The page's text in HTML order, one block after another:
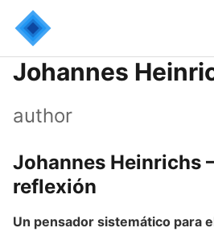
Johannes
author
Johannes Heinrichs
reflexión
Un pensador sistemático para